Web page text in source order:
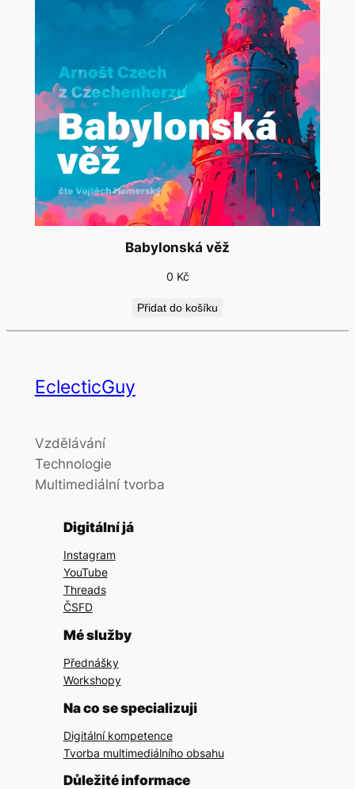
Babylonská věž
0 Kč
Přidat do košíku
EclecticGuy
Vzdělávání
Technologie
Multimediální tvorba
Digitální já
Instagram
YouTube
Threads
ČSFD
Mé služby
Přednášky
Workshopy
Na co se specializuji
Digitální kompetence
Tvorba multimediálního obsahu
Důležité informace